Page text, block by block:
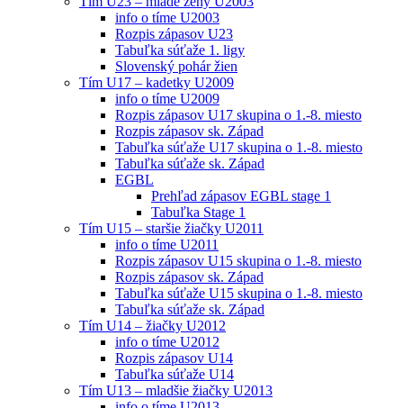
info o tíme U2003
Rozpis zápasov U23
Tabuľka súťaže 1. ligy
Slovenský pohár žien
Tím U17 – kadetky U2009
info o tíme U2009
Rozpis zápasov U17 skupina o 1.-8. miesto
Rozpis zápasov sk. Západ
Tabuľka súťaže U17 skupina o 1.-8. miesto
Tabuľka súťaže sk. Západ
EGBL
Prehľad zápasov EGBL stage 1
Tabuľka Stage 1
Tím U15 – staršie žiačky U2011
info o tíme U2011
Rozpis zápasov U15 skupina o 1.-8. miesto
Rozpis zápasov sk. Západ
Tabuľka súťaže U15 skupina o 1.-8. miesto
Tabuľka súťaže sk. Západ
Tím U14 – žiačky U2012
info o tíme U2012
Rozpis zápasov U14
Tabuľka súťaže U14
Tím U13 – mladšie žiačky U2013